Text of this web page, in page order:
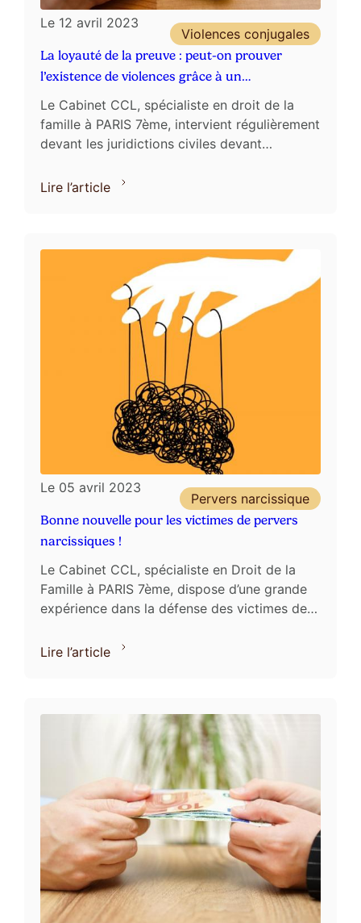
Le 12 avril 2023
Violences conjugales
La loyauté de la preuve : peut-on prouver
l’existence de violences grâce à un
enregistrement fait à l’insu de son auteur ?
Le Cabinet CCL, spécialiste en droit de la
famille à PARIS 7ème, intervient régulièrement
devant les juridictions civiles devant
l’administration de la ...
Lire l’article
Le 05 avril 2023
Pervers narcissique
Bonne nouvelle pour les victimes de pervers
narcissiques !
Le Cabinet CCL, spécialiste en Droit de la
Famille à PARIS 7ème, dispose d’une grande
expérience dans la défense des victimes de
22 du 24 janvier ...
Lire l’article